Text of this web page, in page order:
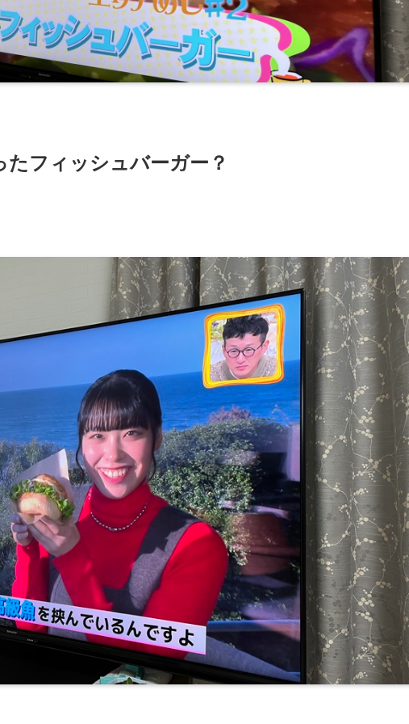
たフィッシュバーガー？